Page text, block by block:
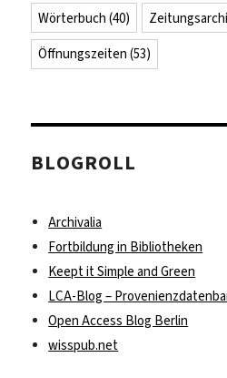
Wörterbuch (40)
Öffnungszeiten (53)
BLOGROLL
Archivalia
Fortbildung in Bibliotheken
Keept it Simple and Green
LCA-Blog –
Open Access Blog Berlin
wisspub.net